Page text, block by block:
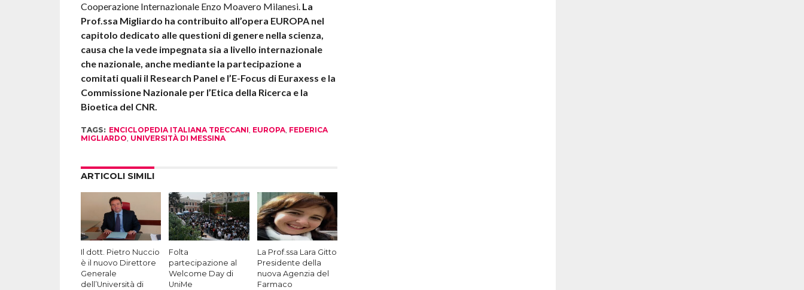
Cooperazione Internazionale Enzo Moavero Milanesi. La
Prof.ssa Migliardo ha contribuito all’opera EUROPA nel
capitolo dedicato alle questioni di genere nella scienza,
causa che la vede impegnata sia a livello internazionale
che nazionale, anche mediante la partecipazione a
comitati quali il Research Panel e l’E-Focus di Euraxess e la
Commissione Nazionale per l’Etica della Ricerca e la
Bioetica del CNR.
TAGS: ENCICLOPEDIA ITALIANA TRECCANI, EUROPA, FEDERICA
MIGLIARDO, UNIVERSITÀ DI MESSINA
ARTICOLI SIMILI
Il dott. Pietro Nuccio
è il nuovo Direttore
Generale
dell’Università di
Folta
partecipazione al
Welcome Day di
UniMe
La Prof.ssa Lara Gitto
Presidente della
nuova Agenzia del
Farmaco